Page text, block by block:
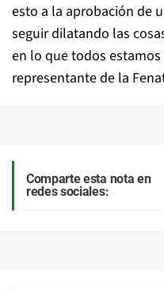
esto a la aprobación de
seguir dilatando las
en lo que todos estamos
representante de la
Comparte esta nota en
redes sociales: